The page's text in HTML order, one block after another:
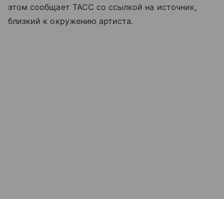
этом сообщает ТАСС со ссылкой на источник,
близкий к окружению артиста.